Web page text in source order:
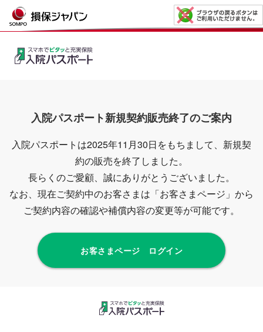
入院パスポート新規契約販売終了のご案内
入院パスポートは2025年11月30日をもちまして、新規契
約の販売を終了しました。
長らくのご愛顧、誠にありがとうございました。
なお、現在ご契約中のお客さまは「お客さまページ」から
ご契約内容の確認や補償内容の変更等が可能です。
お客さまページ ログイン